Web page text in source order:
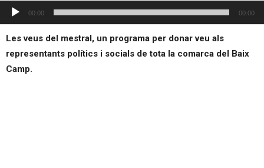
Reproductor
d'àudio
00:00 00:00
Les veus del mestral, un programa per donar veu als
representants polítics i socials de tota la comarca del Baix
Camp.